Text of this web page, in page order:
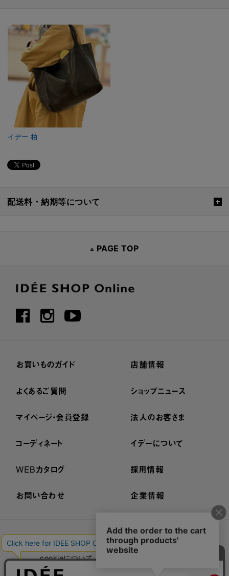
イデー 柏
配送料・納期等について
PAGE TOP
お買いものガイド
よくあるご質問
マイページ・会員登録
コーディネート
WEBカタログ
お問い合わせ
店舗情報
ショップニュース
法人のお客さま
イデーについて
採用情報
企業情報
プライバシーポリシー 外部送信ポリシー
ご利用規約
cookieについて